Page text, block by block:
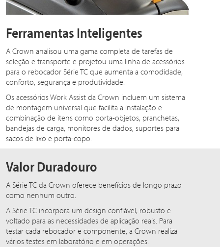
Ferramentas Inteligentes
A Crown analisou uma gama completa de tarefas de
seleção e transporte e projetou uma linha de acessórios
para o rebocador Série TC que aumenta a comodidade,
conforto, segurança e produtividade.
Os acessórios Work Assist da Crown incluem um sistema
de montagem universal que facilita a instalação e
combinação de itens como porta-objetos, pranchetas,
bandejas de carga, monitores de dados, suportes para
sacos de lixo e porta-copo.
Valor Duradouro
A Série TC da Crown oferece benefícios de longo prazo
como nenhum outro.
A Série TC incorpora um design confiável, robusto e
voltado para as necessidades de aplicação reais. Para
testar cada rebocador e componente, a Crown realiza
vários testes em laboratório e em operações.